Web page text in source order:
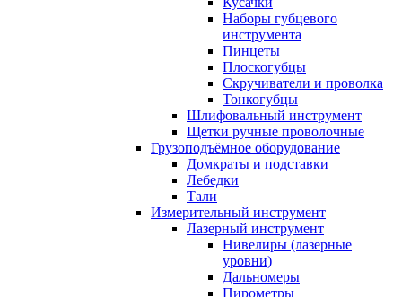
Наборы губцевого
инструмента
Пинцеты
Плоскогубцы
Скручиватели и проволка
Тонкогубцы
Шлифовальный инструмент
Щетки ручные проволочные
Грузоподъёмное оборудование
Домкраты и подставки
Лебедки
Тали
Измерительный инструмент
Лазерный инструмент
Нивелиры (лазерные
уровни)
Дальномеры
Пирометры